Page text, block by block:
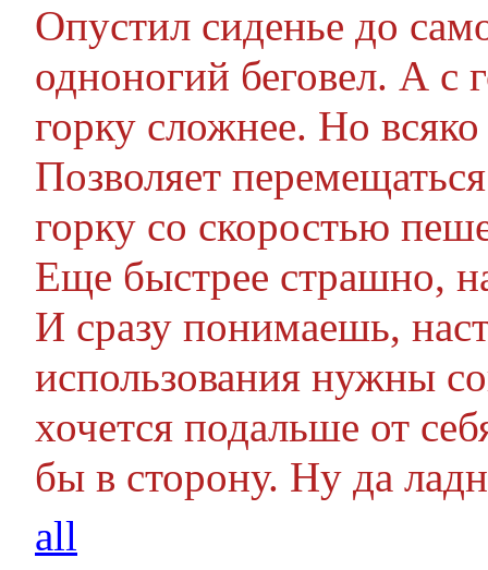
Опустил сиденье до
одноногий беговел. А
горку сложнее. Но
Позволяет
горку со скоростью
Еще быстрее страшно,
И сразу понимаешь,
использования нужны
хочется подальше от
бы в сторону. Ну да
all